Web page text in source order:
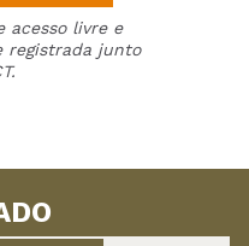
acesso livre e
registrada junto